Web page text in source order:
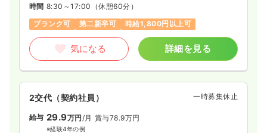
時間 8:30～17:00 （休憩60分）
ブランク可
第二新卒可 時給1,800円以上可
気になる 詳細を見る
2交代（契約社員） 一時募集休止
給与 29.9万円 /月 賞与78.9万円
※経験4年の例